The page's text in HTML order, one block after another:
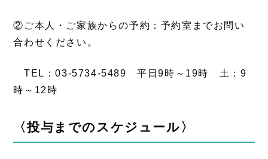
②ご本人・ご家族からの予約：予約室までお問い
合わせください。
TEL：03-5734-5489 平日9時～19時 土：9
時～12時
〈投与までのスケジュール〉